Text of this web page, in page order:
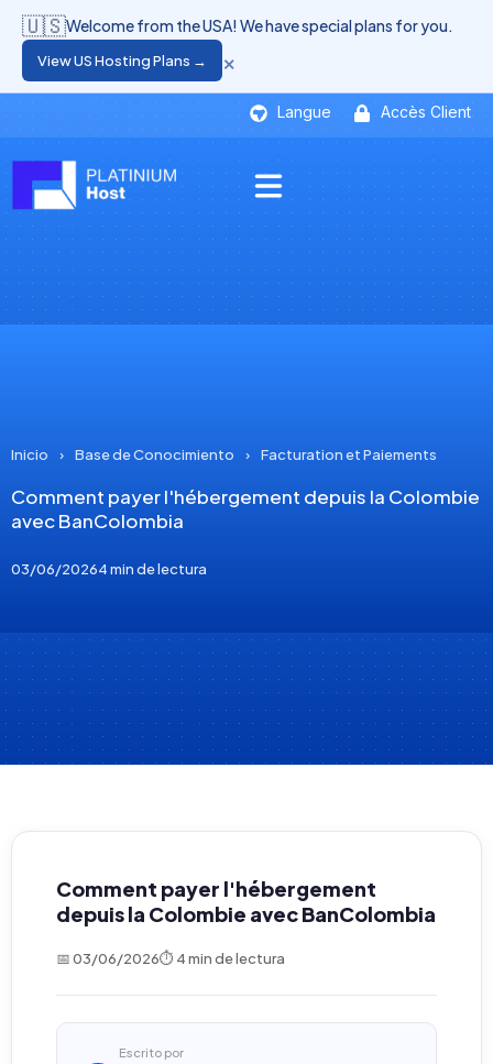
Langue Accès Client
🇺🇸Welcome from the USA! We have special plans for you.
View US Hosting Plans → ×
Inicio › Base de Conocimiento › Facturation et Paiements
Comment payer l'hébergement depuis la Colombie
avec BanColombia
03/06/20264 min de lectura
Comment payer l'hébergement
depuis la Colombie avec BanColombia
📅 03/06/2026⏱ 4 min de lectura
Escrito por